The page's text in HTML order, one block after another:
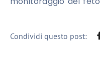
Condividi questo post: